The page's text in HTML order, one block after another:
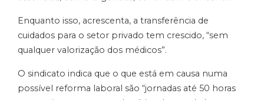
Enquanto isso, acrescenta, a transferência de
cuidados para o setor privado tem crescido, “sem
qualquer valorização dos médicos”.
O sindicato indica que o que está em causa numa
possível reforma laboral são “jornadas até 50 horas